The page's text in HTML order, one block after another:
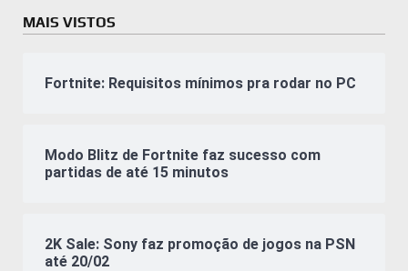
MAIS VISTOS
Fortnite: Requisitos mínimos pra rodar no PC
Modo Blitz de Fortnite faz sucesso com
partidas de até 15 minutos
2K Sale: Sony faz promoção de jogos na PSN
até 20/02